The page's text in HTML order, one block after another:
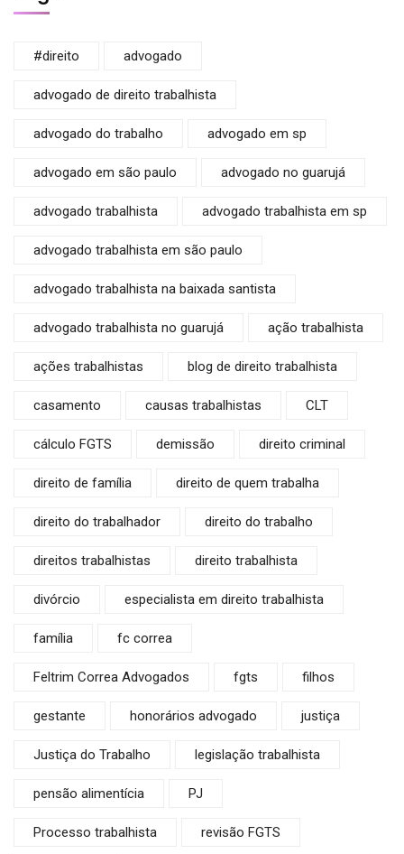
#direito advogado
advogado de direito trabalhista
advogado do trabalho advogado em sp
advogado em são paulo advogado no guarujá
advogado trabalhista advogado trabalhista em sp
advogado trabalhista em são paulo
advogado trabalhista na baixada santista
advogado trabalhista no guarujá ação trabalhista
ações trabalhistas blog de direito trabalhista
casamento causas trabalhistas CLT
cálculo FGTS demissão direito criminal
direito de família direito de quem trabalha
direito do trabalhador direito do trabalho
direitos trabalhistas direito trabalhista
divórcio especialista em direito trabalhista
família fc correa
Feltrim Correa Advogados fgts filhos
gestante honorários advogado justiça
Justiça do Trabalho legislação trabalhista
pensão alimentícia PJ
Processo trabalhista revisão FGTS